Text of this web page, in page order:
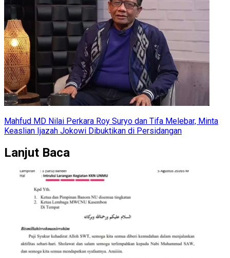
Mahfud MD Nilai Perkara Roy Suryo dan Tifa Melebar, Minta
Keaslian Ijazah Jokowi Dibuktikan di Persidangan
Lanjut Baca